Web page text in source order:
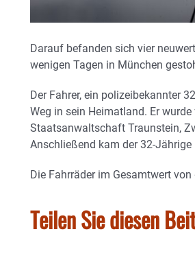
Darauf befanden sich vier
wenigen Tagen in München
Der Fahrer, ein polizeibekannter
Weg in sein Heimatland. Er
Staatsanwaltschaft Traunstein,
Anschließend kam der 32-
Die Fahrräder im Gesamtwert
Teilen Sie diesen